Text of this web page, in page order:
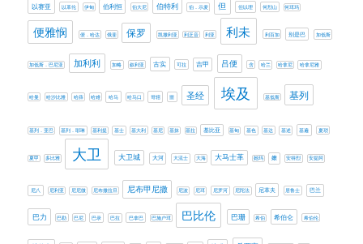
以赛亚 以革伦 伊甸 伯利恒 伯大尼 伯特利 伯．示麦 但 但以理 何烈山 何珥玛
便雅悯 便．哈达 俄斐 保罗 凯撒利亚 利乏音 利亚 利未 利百加 别是巴 加低斯
加低斯．巴尼亚 加利利 加略 叙利亚 古实 可拉 吉甲 吕便 含 哈兰 哈拿尼 哈拿尼雅
哈曼 哈沙比雅 哈薛 哈难 哈马 哈马口 哥辖 噩 圣经 埃及 基低斯 基列
基列．亚巴 基列．耶琳 基利提 基士 基大利 基尼 基抹 基拉 基比亚 基甸 基色 基达 基述 基遍 夏琐
夏甲 多比雅 大卫 大卫城 大河 大流士 大海 大马士革 她玛 嫩 安得烈 安提阿
尼八 尼利亚 尼尼微 尼布撒拉旦 尼布甲尼撒 尼波 尼珥 尼罗河 尼陀法 尼革夫 居鲁士 巴兰
巴力 巴勒 巴尼 巴录 巴拉 巴拿巴 巴施户珥 巴比伦 巴珊 希伯 希伯仑 希伯伦